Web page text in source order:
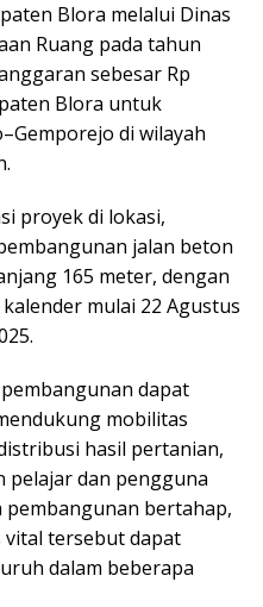
Blora melalui Dinas
Ruang pada tahun
sebesar Rp
Blora untuk
di wilayah
proyek di lokasi,
jalan beton
165 meter, dengan
mulai 22 Agustus
dapat
mobilitas
hasil pertanian,
pelajar dan pengguna
pembangunan bertahap,
vital tersebut dapat
dalam beberapa